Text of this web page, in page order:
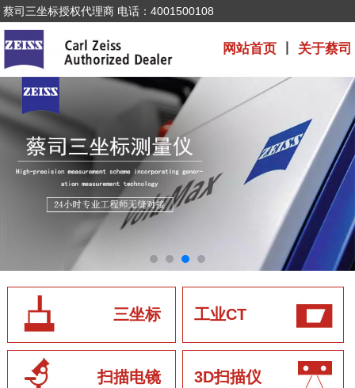
蔡司三坐标授权代理商 电话：4001500108
网站首页丨 关于蔡司
三坐标 工业CT
扫描电镜 3D扫描仪